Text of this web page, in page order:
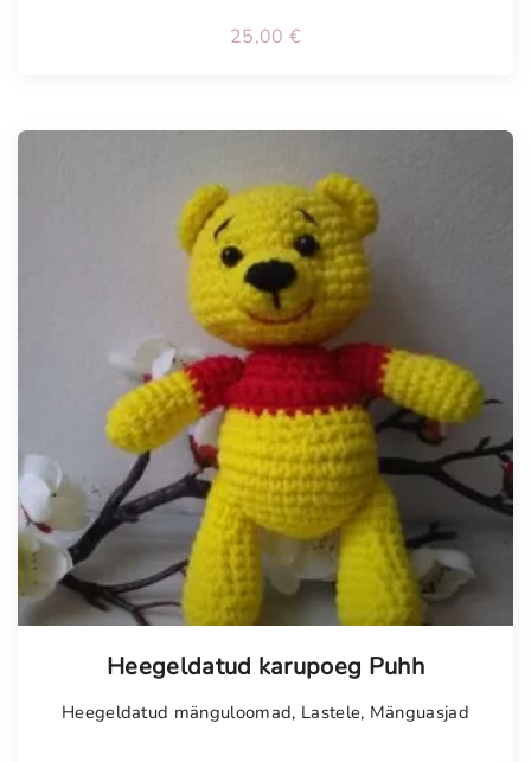
25,00 €
Heegeldatud karupoeg Puhh
Heegeldatud mänguloomad, Lastele, Mänguasjad